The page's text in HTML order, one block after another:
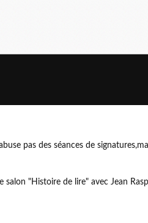
pas des séances de
salon "Histoire de lire" avec Jean